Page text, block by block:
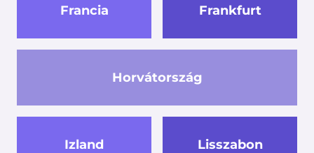
Francia Frankfurt
Horvátország
Izland Lisszabon